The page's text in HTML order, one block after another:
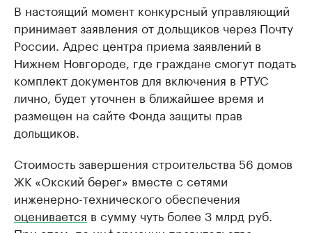
В настоящий момент конкурсный управляющий
принимает заявления от дольщиков через Почту
России. Адрес центра приема заявлений в
Нижнем Новгороде, где граждане смогут подать
комплект документов для включения в РТУС
лично, будет уточнен в ближайшее время и
размещен на сайте Фонда защиты прав
дольщиков.
Стоимость завершения строительства 56 домов
ЖК «Окский берег» вместе с сетями
инженерно-технического обеспечения
оценивается в сумму чуть более 3 млрд руб.